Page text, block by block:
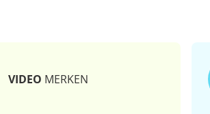
VIDEO MERKEN